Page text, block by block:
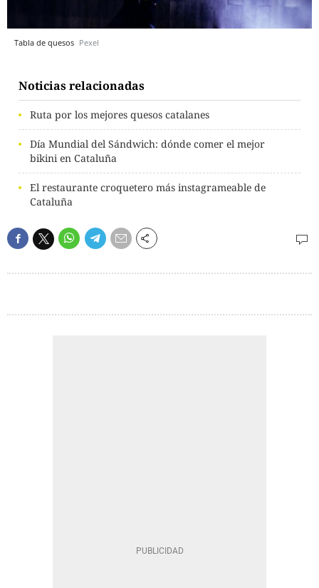
Tabla de quesos Pexel
Noticias relacionadas
Ruta por los mejores quesos catalanes
Día Mundial del Sándwich: dónde comer el mejor
bikini en Cataluña
El restaurante croquetero más instagrameable de
Cataluña